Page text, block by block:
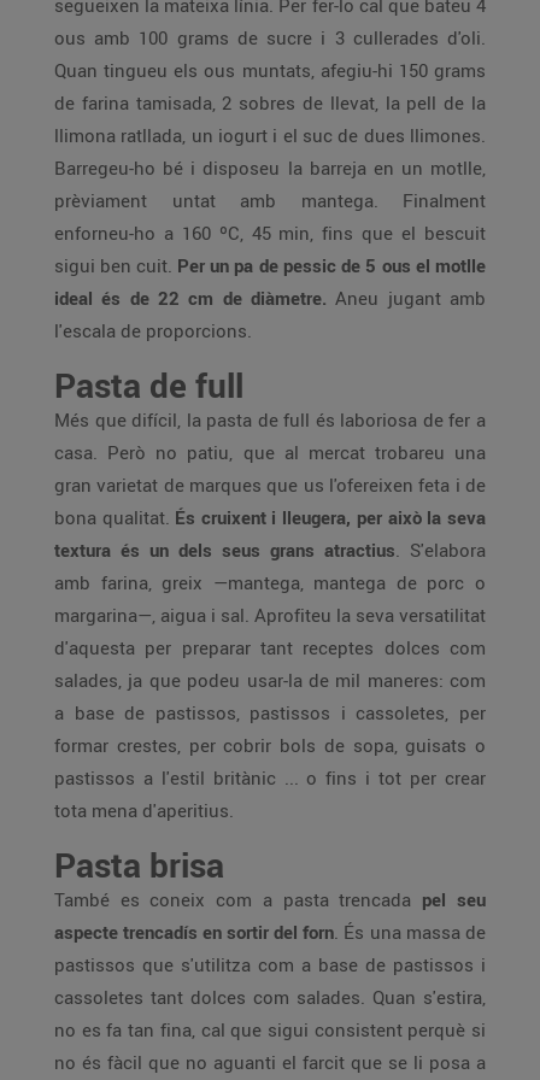
segueixen la mateixa línia. Per fer-lo cal que bateu 4
ous amb 100 grams de sucre i 3 cullerades d'oli.
Quan tingueu els ous muntats, afegiu-hi 150 grams
de farina tamisada, 2 sobres de llevat, la pell de la
llimona ratllada, un iogurt i el suc de dues llimones.
Barregeu-ho bé i disposeu la barreja en un motlle,
prèviament untat amb mantega. Finalment
enforneu-ho a 160 ºC, 45 min, fins que el bescuit
sigui ben cuit. Per un pa de pessic de 5 ous el motlle
ideal és de 22 cm de diàmetre. Aneu jugant amb
l'escala de proporcions.
Pasta de full
Més que difícil, la pasta de full és laboriosa de fer a
casa. Però no patiu, que al mercat trobareu una
gran varietat de marques que us l'ofereixen feta i de
bona qualitat. És cruixent i lleugera, per això la seva
textura és un dels seus grans atractius. S'elabora
amb farina, greix —mantega, mantega de porc o
margarina—, aigua i sal. Aprofiteu la seva versatilitat
d'aquesta per preparar tant receptes dolces com
salades, ja que podeu usar-la de mil maneres: com
a base de pastissos, pastissos i cassoletes, per
formar crestes, per cobrir bols de sopa, guisats o
pastissos a l'estil britànic ... o fins i tot per crear
tota mena d'aperitius.
Pasta brisa
També es coneix com a pasta trencada pel seu
aspecte trencadís en sortir del forn. És una massa de
pastissos que s'utilitza com a base de pastissos i
cassoletes tant dolces com salades. Quan s'estira,
no es fa tan fina, cal que sigui consistent perquè si
no és fàcil que no aguanti el farcit que se li posa a